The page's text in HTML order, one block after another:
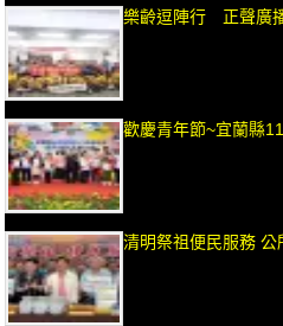
樂齡逗陣行 正聲廣
歡慶青年節~宜蘭縣
清明祭祖便民服務 公